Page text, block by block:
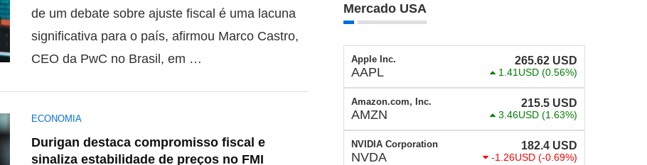
de um debate sobre ajuste fiscal é uma lacuna
significativa para o país, afirmou Marco Castro,
CEO da PwC no Brasil, em …
ECONOMIA
Durigan destaca compromisso fiscal e
sinaliza estabilidade de preços no FMI
Mercado USA
Apple Inc.
AAPL
265.62 USD
1.41USD (0.56%)
Amazon.com, Inc.
AMZN
215.5 USD
3.46USD (1.63%)
NVIDIA Corporation
NVDA
182.4 USD
-1.26USD (-0.69%)